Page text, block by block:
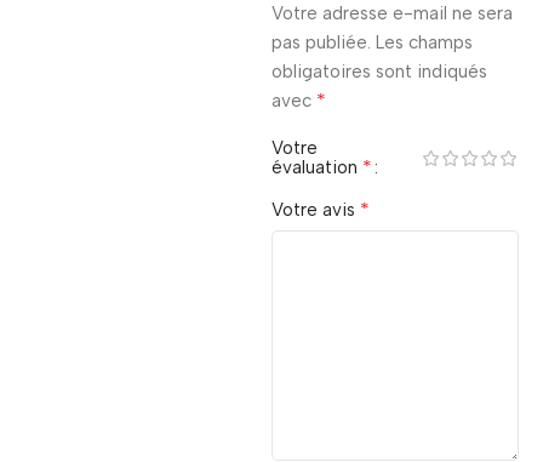
Votre adresse e-mail ne sera
pas publiée. Les champs
obligatoires sont indiqués
avec *
Votre
évaluation *
Votre avis *